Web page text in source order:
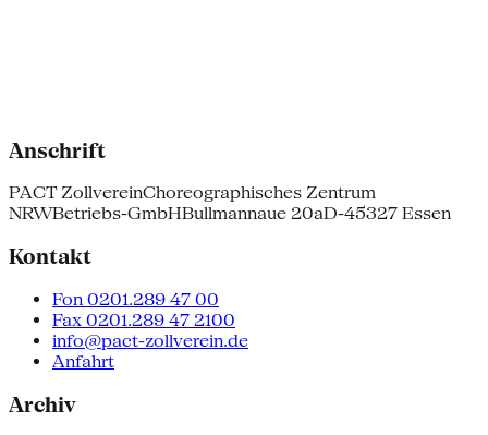
Anschrift
PACT ZollvereinChoreographisches Zentrum
NRWBetriebs-GmbHBullmannaue 20aD-45327 Essen
Kontakt
Fon 0201.289 47 00
Fax 0201.289 47 2100
info@pact-zollverein.de
Anfahrt
Archiv